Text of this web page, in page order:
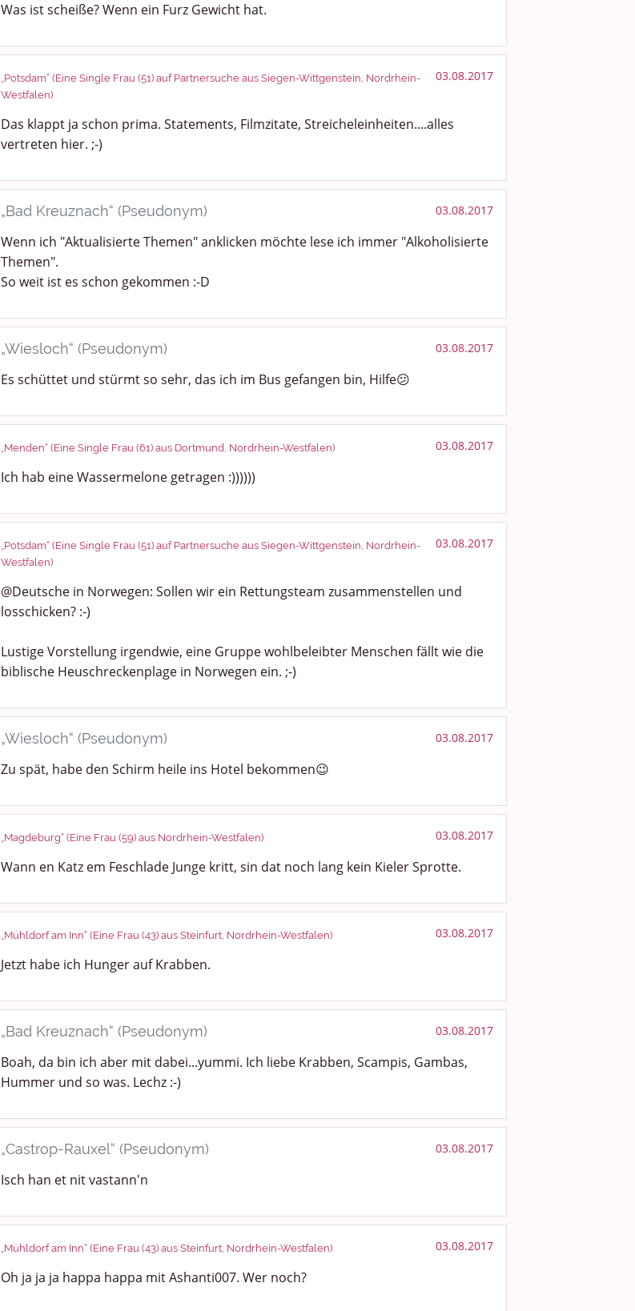
Was ist scheiße? Wenn ein Furz Gewicht hat.
„Potsdam“ (Eine Single Frau (51) auf Partnersuche aus Siegen-Wittgenstein, Nordrhein-
Westfalen)
03.08.2017
Das klappt ja schon prima. Statements, Filmzitate, Streicheleinheiten....alles
vertreten hier. ;-)
„Bad Kreuznach“ (Pseudonym) 03.08.2017
Wenn ich "Aktualisierte Themen" anklicken möchte lese ich immer "Alkoholisierte
Themen".
So weit ist es schon gekommen :-D
„Wiesloch“ (Pseudonym) 03.08.2017
Es schüttet und stürmt so sehr, das ich im Bus gefangen bin, Hilfe😕
„Menden“ (Eine Single Frau (61) aus Dortmund, Nordrhein-Westfalen) 03.08.2017
Ich hab eine Wassermelone getragen :))))))
„Potsdam“ (Eine Single Frau (51) auf Partnersuche aus Siegen-Wittgenstein, Nordrhein-
Westfalen)
03.08.2017
@Deutsche in Norwegen: Sollen wir ein Rettungsteam zusammenstellen und
losschicken? :-)
Lustige Vorstellung irgendwie, eine Gruppe wohlbeleibter Menschen fällt wie die
biblische Heuschreckenplage in Norwegen ein. ;-)
„Wiesloch“ (Pseudonym) 03.08.2017
Zu spät, habe den Schirm heile ins Hotel bekommen😉
„Magdeburg“ (Eine Frau (59) aus Nordrhein-Westfalen) 03.08.2017
Wann en Katz em Feschlade Junge kritt, sin dat noch lang kein Kieler Sprotte.
„Mühldorf am Inn“ (Eine Frau (43) aus Steinfurt, Nordrhein-Westfalen) 03.08.2017
Jetzt habe ich Hunger auf Krabben.
„Bad Kreuznach“ (Pseudonym) 03.08.2017
Boah, da bin ich aber mit dabei...yummi. Ich liebe Krabben, Scampis, Gambas,
Hummer und so was. Lechz :-)
„Castrop-Rauxel“ (Pseudonym) 03.08.2017
Isch han et nit vastann'n
„Mühldorf am Inn“ (Eine Frau (43) aus Steinfurt, Nordrhein-Westfalen) 03.08.2017
Oh ja ja ja happa happa mit Ashanti007. Wer noch?